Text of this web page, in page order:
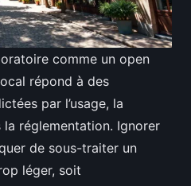
comme un open
répond à des
par l’usage, la
réglementation. Ignorer
de sous-traiter un
léger, soit